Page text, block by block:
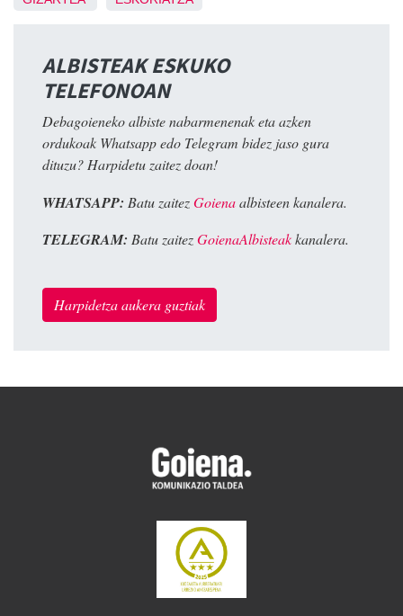
ALBISTEAK ESKUKO
TELEFONOAN
Debagoieneko albiste nabarmenenak eta azken
ordukoak Whatsapp edo Telegram bidez jaso gura
dituzu? Harpidetu zaitez doan!
WHATSAPP: Batu zaitezGoienaalbisteen kanalera.
TELEGRAM: Batu zaitezGoienaAlbisteakkanalera.
Harpidetza aukera guztiak